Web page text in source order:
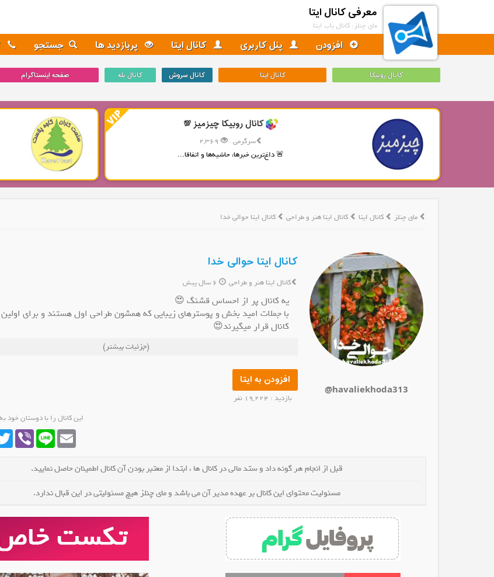
معرفی کانال ایتا
مای چنلز: کانال یاب ایتا
افزودن پنل کاربری کانال ایتا پربازدید ها جستجو
کانال روبیکا کانال ایتا کانال سروش کانال بله صفحه اینستاگرام
کانال روبیکا چیزمیز 💯
سرگرمی
🚨 داغ‌ترین خبرها، حاشیه‌ها و اتفاقا...
مای چنلز کانال ایتا کانال ایتا هنر و طراحی کانال ایتا حوالی خدا
@havaliekhoda313
کانال ایتا حوالی خدا
کانال ایتا هنر و طراحی
یه کانال پر از احساس قشنگ 😍
با جملات امید بخش و پوسترهای زیبایی که همشون طراحی اول هستند و برای اولین
کانال قرار میگیرند😍
🎀🎀🎀🎀🎉 حوالی خدا 🎉🎀🎀🎀
(جزئیات بیشتر)
افزودن به ایتا
بازدید : 19,224 نفر
این کانال را با دوستان خود
Viber Line Email
قبل از انجام هر گونه داد و ستد مالی در کانال ها ، ابتدا از معتبر بودن آن کانال اطمینان حاصل نمایید.
مسئولیت محتوای این کانال بر عهده مدیر آن می باشد و مای چنلز هیچ مسئولیتی در این قبال ندارد.
کانال ایتا گوهر تراشی سنگ زاگرس
عضو کانال شوید